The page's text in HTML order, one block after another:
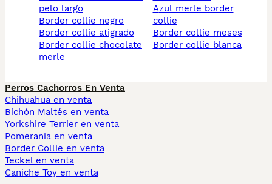
pelo largo
border collie negro
border collie atigrado
border collie chocolate
merle
azul merle border
collie
border collie meses
border collie blanca
Perros Cachorros En Venta
Chihuahua en venta
Bichón Maltés en venta
Yorkshire Terrier en venta
Pomerania en venta
Border Collie en venta
Teckel en venta
Caniche Toy en venta